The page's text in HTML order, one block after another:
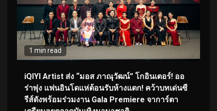
1 min read
iQIYI Artist ส่ง “มอส ภาณุวัฒน์” โกอินเตอร์! ออ
ร่าพุ่ง แฟนอินโดแห่ต้อนรับห้างแตก! คว้าบทเด่นซี
รีส์ดังพร้อมร่วมงาน Gala Premiere จาการ์ตา